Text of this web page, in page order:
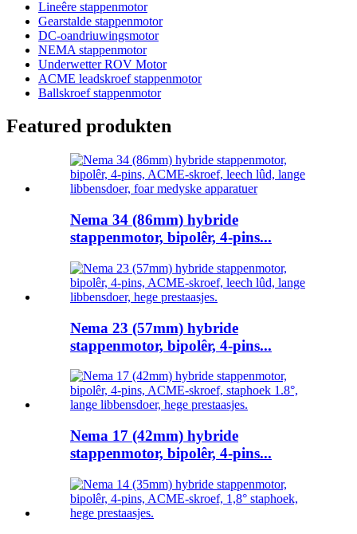
Lineêre stappenmotor
Gearstalde stappenmotor
DC-oandriuwingsmotor
NEMA stappenmotor
Underwetter ROV Motor
ACME leadskroef stappenmotor
Ballskroef stappenmotor
Featured produkten
Nema 34 (86mm) hybride
stappenmotor, bipolêr, 4-pins...
Nema 23 (57mm) hybride
stappenmotor, bipolêr, 4-pins...
Nema 17 (42mm) hybride
stappenmotor, bipolêr, 4-pins...